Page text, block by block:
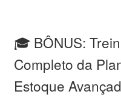
🎓 BÔNUS:
Completo da
Estoque